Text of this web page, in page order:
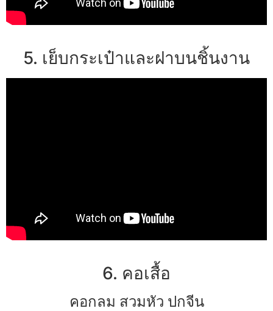
5. เย็บกระเป๋าและฝาบนชิ้นงาน
6. คอเสื้อ
คอกลม สวมหัว ปกจีน